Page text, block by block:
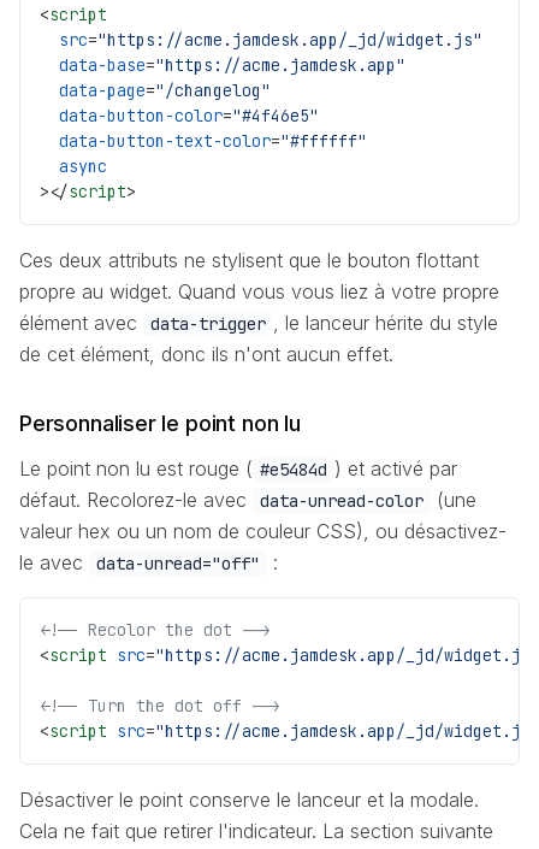
<script
  src
="https://acme.jamdesk.app/_jd/widget.js"
  data-base
="https://acme.jamdesk.app"
  data-page
="/changelog"
  data-button-color
="#4f46e5"
  data-button-text-color
="#ffffff"
  async
></script>
Ces deux attributs ne stylisent que le bouton flottant
propre au widget. Quand vous vous liez à votre propre
élément avec
data-trigger , le lanceur hérite du style
de cet élément, donc ils n'ont aucun effet.
Personnaliser le point non lu
Le point non lu est rouge ( #e5484d ) et activé par
défaut. Recolorez-le avec
data-unread-color
(une
valeur hex ou un nom de couleur CSS), ou désactivez-
le avec
data-unread="off" :
<!-- Recolor the dot -->
<script src="https://acme.jamdesk.app/_jd/widget.js"
<!-- Turn the dot off -->
<script src="https://acme.jamdesk.app/_jd/widget.js"
Désactiver le point conserve le lanceur et la modale.
Cela ne fait que retirer l'indicateur. La section suivante